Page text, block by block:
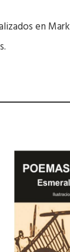
en